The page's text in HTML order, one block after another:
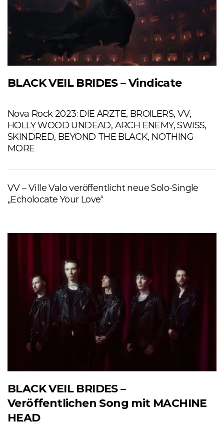
BLACK VEIL BRIDES – Vindicate
Nova Rock 2023: DIE ÄRZTE, BROILERS, VV,
HOLLY WOOD UNDEAD, ARCH ENEMY, SWISS,
SKINDRED, BEYOND THE BLACK, NOTHING
MORE
VV – Ville Valo veröffentlicht neue Solo-Single
„Echolocate Your Love“
BLACK VEIL BRIDES –
Veröffentlichen Song mit MACHINE
HEAD